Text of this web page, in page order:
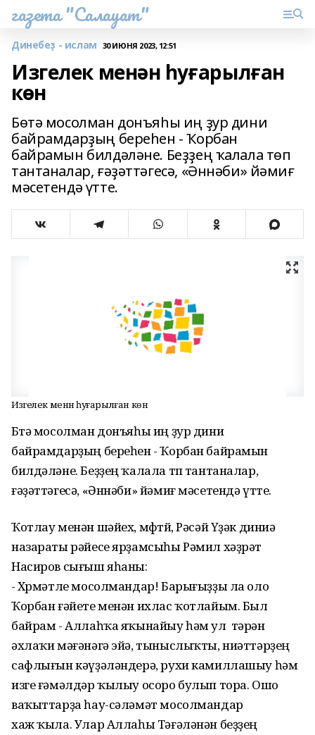
газета "Салауат"
Динебеҙ - ислам 30 ИЮНЯ 2023, 12:51
Изгелек менән һуғарылған
көн
Бөтә мосолман донъяһы иң ҙур дини
байрамдарҙың береһен - Ҡорбан
байрамын билдәләне. Беҙҙең ҡалала төп
тантаналар, ғәҙәттәгесә, «Әннәби» йәмиғ
мәсетендә үтте.
Изгелек менән һуғарылған көн
Бөтә мосолман донъяһы иң ҙур дини
байрамдарҙың береһен - Ҡорбан байрамын
билдәләне. Беҙҙең ҡалала төп тантаналар,
ғәҙәттәгесә, «Әннәби» йәмиғ мәсетендә үтте.
Ҡотлау менән шәйех, мөфтөй, Рәсәй Үҙәк диниә
назараты рәйесе ярҙамсыһы Рәмил хәҙрәт
Насиров сығыш яһаны:
- Хөрмәтле мосолмандар! Барығыҙҙы ла оло
Ҡорбан ғәйете менән ихлас ҡотлайым. Был
байрам - Аллаһҡа яҡынайыу һәм ул тәрән
әхлаҡи мәғәнәгә эйә, тыныслыҡты, ниәттәрҙең
сафлығын кәүҙәләндерә, рухи камиллашыу һәм
изге ғәмәлдәр ҡылыу осоро булып тора. Ошо
ваҡыттарҙа һау-сәләмәт мосолмандар
хаж ҡыла. Улар Аллаһы Тәғәләнән беҙҙең